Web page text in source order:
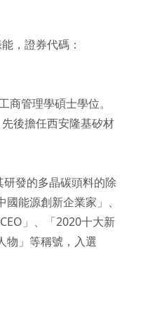
，證券代碼：
管理學碩士學位。
後擔任西安隆基矽材
發的多晶碳頭料的除
能源創新企業家」、
」、「2020十大新
物」等稱號，入選